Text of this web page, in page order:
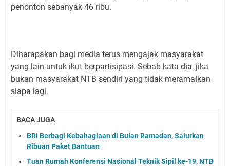
penonton sebanyak 46 ribu.
Diharapakan bagi media terus mengajak masyarakat
yang lain untuk ikut berpartisipasi. Sebab kata dia, jika
bukan masyarakat NTB sendiri yang tidak meramaikan
siapa lagi.
BACA JUGA
BRI Berbagi Kebahagiaan di Bulan Ramadan, Salurkan
Ribuan Paket Bantuan
Tuan Rumah Konferensi Nasional Teknik Sipil ke-19, NTB